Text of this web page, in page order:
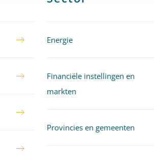
Energie
Financiële instellingen en
markten
Provincies en gemeenten